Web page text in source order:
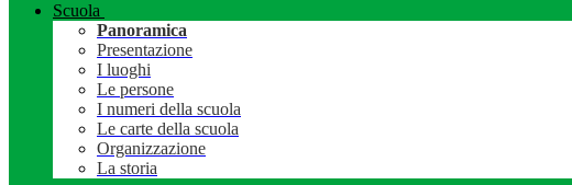
Scuola
Panoramica
Presentazione
I luoghi
Le persone
I numeri della scuola
Le carte della scuola
Organizzazione
La storia